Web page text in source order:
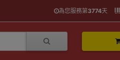
為您服務第3774天